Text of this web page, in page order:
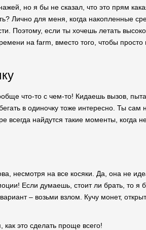
но я бы не сказал, что это прям
Лично для меня, когда накопленные
Поэтому, если ты хочешь летать
на farm, вместо того, чтобы просто
что-то с чем-то! Кидаешь вызов,
в одиночку тоже интересно. Ты сам
найдутся такие моменты, когда
несмотря на все косяки. Да, она не
Если думаешь, стоит ли брать, то я
– возьми взлом. Кучу монет,
это сделать проще всего!